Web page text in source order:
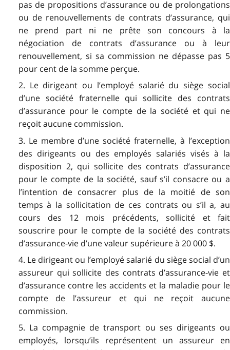
pas de propositions d’assurance ou de prolongations
ou de renouvellements de contrats d’assurance, qui
ne prend part ni ne prête son concours à la
négociation de contrats d’assurance ou à leur
renouvellement, si sa commission ne dépasse pas 5
pour cent de la somme perçue.
2. Le dirigeant ou l’employé salarié du siège social
d’une société fraternelle qui sollicite des contrats
d’assurance pour le compte de la société et qui ne
reçoit aucune commission.
3. Le membre d’une société fraternelle, à l’exception
des dirigeants ou des employés salariés visés à la
disposition 2, qui sollicite des contrats d’assurance
pour le compte de la société, sauf s’il consacre ou a
l’intention de consacrer plus de la moitié de son
temps à la sollicitation de ces contrats ou s’il a, au
cours des 12 mois précédents, sollicité et fait
souscrire pour le compte de la société des contrats
d’assurance-vie d’une valeur supérieure à 20 000 $.
4. Le dirigeant ou l’employé salarié du siège social d’un
assureur qui sollicite des contrats d’assurance-vie et
d’assurance contre les accidents et la maladie pour le
compte de l’assureur et qui ne reçoit aucune
commission.
5. La compagnie de transport ou ses dirigeants ou
employés, lorsqu’ils représentent un assureur en